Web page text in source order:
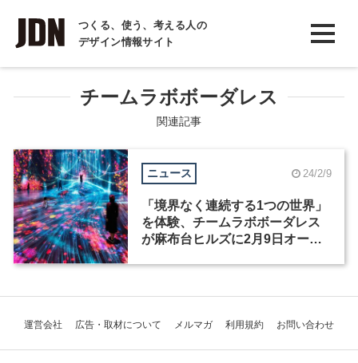
つくる、使う、考える人の
デザイン情報サイト
INTERVIEW
インタビュー
REPORT
COLUMN
コラム
チームラボボーダレス
関連記事
ニュース 24/2/9
「境界なく連続する1つの世界」
を体験、チームラボボーダレス
が麻布台ヒルズに2月9日オープ
運営会社 広告・取材について メルマガ 利用規約 お問い合わせ